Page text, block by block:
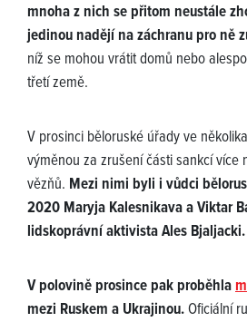
mnoha z nich se přitom neustále
jedinou nadějí na záchranu pro ně
níž se mohou vrátit domů nebo
třetí země.
V prosinci běloruské úřady ve
výměnou za zrušení části sankcí více
vězňů. Mezi nimi byli i vůdci
2020 Maryja Kalesnikava a Viktar
lidskoprávní aktivista Ales Bjaljacki.
V polovině prosince pak proběhla
mezi Ruskem a Ukrajinou.Oficiální